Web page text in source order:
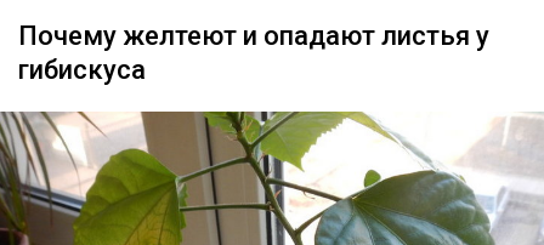
Почему желтеют и опадают листья у
гибискуса